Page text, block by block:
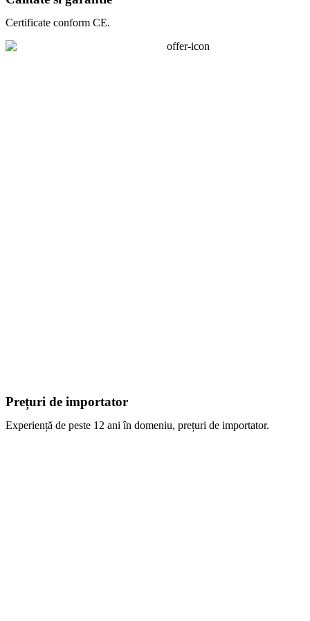
Certificate conform CE.
Prețuri de importator
Experiență de peste 12 ani în domeniu, prețuri de importator.